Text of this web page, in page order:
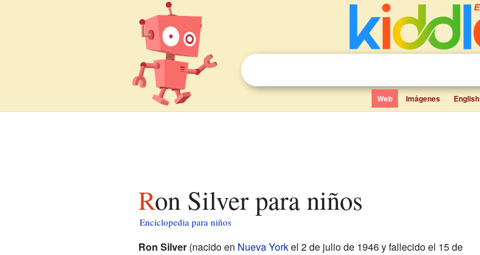
Web Imágenes English
Ron Silver para niños
Enciclopedia para niños
Ron Silver(nacido en Nueva Yorkel 2 de julio de 1946 y fallecido el 15 de